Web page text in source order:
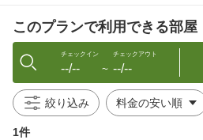
トルタクシー（阿仁タクシー：0186-
用ください。
※近隣に飲食店・コンビニはございま
オススメポイント♪
・観光拠点に便利で、自然を満喫でき
・森吉山ゴンドラまで車で3分。近隣
このプランで利用できる部屋
チェックイン
--/-- 〜
チェックアウト
--/--
絞り込み
1件